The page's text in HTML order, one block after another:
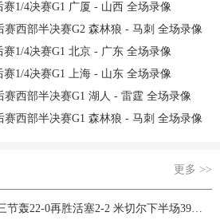
赛1/4决赛G1 广厦 - 山西 全场录像
赛西部半决赛G2 森林狼 - 马刺 全场录像
赛1/4决赛G1 北京 - 广东 全场录像
赛1/4决赛G1 上海 - 山东 全场录像
赛西部半决赛G1 湖人 - 雷霆 全场录像
赛西部半决赛G1 森林狼 - 马刺 全场录像
更多 >>
0再胜活塞2-2 米切尔下半场39分 哈登24+11